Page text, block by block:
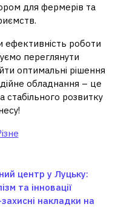
для фермерів та
роботи
переглянути
оптимальні рішення
обладнання – це
стабільного розвитку
центр у Луцьку:
та інновації
накладки на